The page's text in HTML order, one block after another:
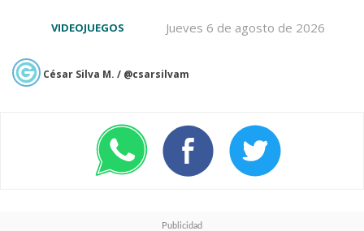
título más esperado de la
década.
Para los jugadores y seguidores
de la saga, especialmente en
Jueves 6 de agosto de 2026
VIDEOJUEGOS
César Silva M. / @csarsilvam